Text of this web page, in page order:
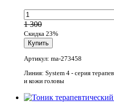
1 300
Скидка 23%
Артикул: ma-273458
Линия: System 4 - серия
и кожи головы